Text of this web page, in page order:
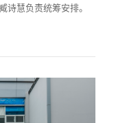
诗慧负责统筹安排。